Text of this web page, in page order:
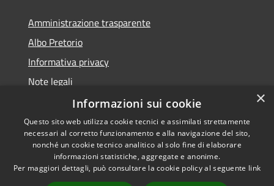
Amministrazione trasparente
Albo Pretorio
Informativa privacy
Note legali
Dichiarazione di accessibilità
RSS
Accessibilità
Copyright © 2026 • Comune di
×
Informazioni sui cookie
Questo sito web utilizza cookie tecnici e assimilati strettamente
necessari al corretto funzionamento e alla navigazione del sito,
nonché un cookie tecnico analitico al solo fine di elaborare
informazioni statistiche, aggregate e anonime.
Per maggiori dettagli, può consultare la cookie policy al seguente link